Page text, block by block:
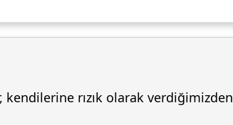
kendilerine rızık olarak